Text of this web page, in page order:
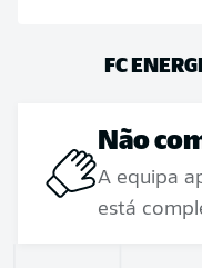
FC
Não
A equipa
está